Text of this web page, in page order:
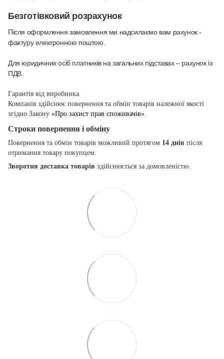
Безготівковий розрахунок
Після оформлення замовлення ми надсилаємо вам рахунок -
фактуру електронною поштою.
Для юридичних осіб платників на загальних підставах – рахунок із
ПДВ.
Гарантія від виробника.
Компанія здійснює повернення та обмін товарів належної якості
згідно Закону «Про захист прав споживачів»
Строки повернення і обміну
Повернення та обмін товарів можливий протягом 14 днів після
отримання товару покупцем.
Зворотня доставка товарів здійснюється за домовленістю.